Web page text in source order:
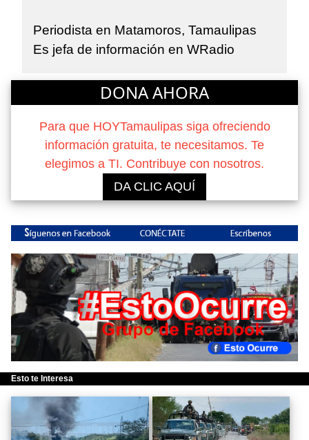
Periodista en Matamoros, Tamaulipas
Es jefa de información en WRadio
DONA AHORA
Para que HOYTamaulipas siga ofreciendo
información gratuita, te necesitamos. Te
elegimos a TI. Contribuye con nosotros.
DA CLIC AQUÍ
Esto te Interesa